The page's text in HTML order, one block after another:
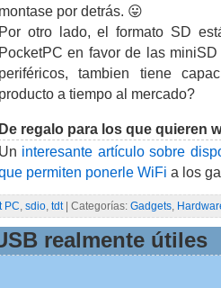
montase por detrás. 😛
Por otro lado, el formato SD
PocketPC en favor de las
periféricos, tambien tiene
producto a tiempo al mercado?
De regalo para los que quieren
Un interesante artículo sobre
permiten ponerle WiFi a los
PC, sdio, tdt| Categorías: Gadgets,
realmente útiles